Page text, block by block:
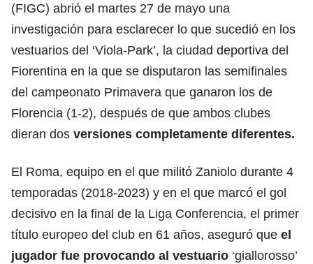
(FIGC) abrió el martes 27 de mayo una
investigación para esclarecer lo que sucedió en los
vestuarios del ‘Viola-Park’, la ciudad deportiva del
Fiorentina en la que se disputaron las semifinales
del campeonato Primavera que ganaron los de
Florencia (1-2), después de que ambos clubes
dieran dos versiones completamente diferentes.
El Roma, equipo en el que militó Zaniolo durante 4
temporadas (2018-2023) y en el que marcó el gol
decisivo en la final de la Liga Conferencia, el primer
título europeo del club en 61 años, aseguró que el
jugador fue provocando al vestuario ‘giallorosso’